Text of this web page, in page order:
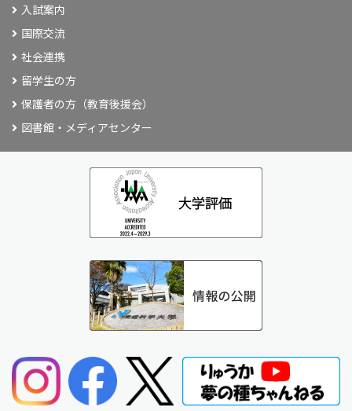
入試案内
国際交流
社会連携
留学生の方
保護者の方（教育後援会）
図書館・メディアセンター